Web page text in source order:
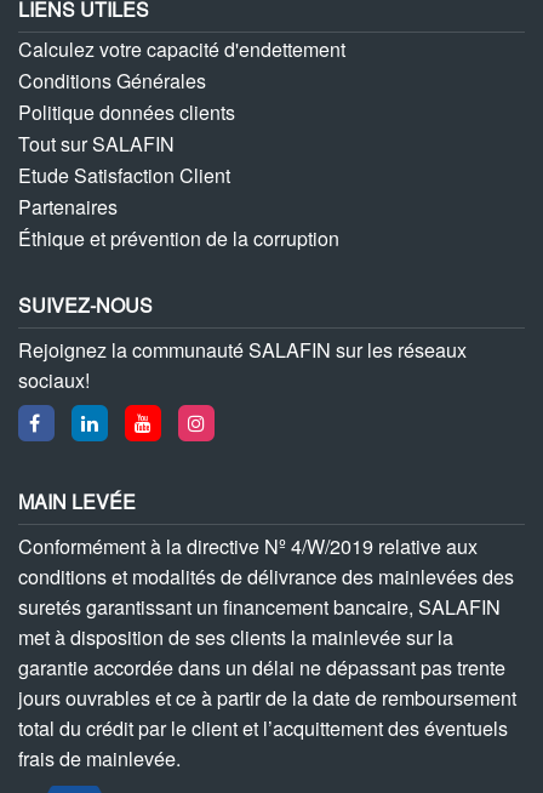
LIENS UTILES
Calculez votre capacité d'endettement
Conditions Générales
Politique données clients
Tout sur SALAFIN
Etude Satisfaction Client
Partenaires
Éthique et prévention de la corruption
SUIVEZ-NOUS
Rejoignez la communauté SALAFIN sur les réseaux
sociaux!
MAIN LEVÉE
Conformément à la directive Nº 4/W/2019 relative aux
conditions et modalités de délivrance des mainlevées des
suretés garantissant un financement bancaire, SALAFIN
met à disposition de ses clients la mainlevée sur la
garantie accordée dans un délai ne dépassant pas trente
jours ouvrables et ce à partir de la date de remboursement
total du crédit par le client et l’acquittement des éventuels
frais de mainlevée.